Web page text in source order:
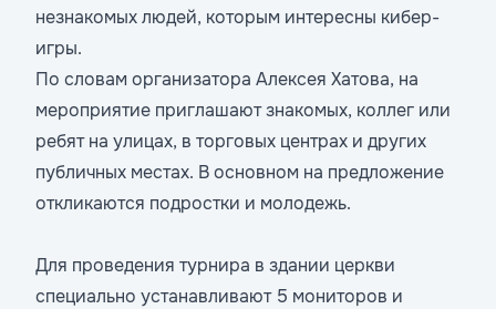
незнакомых людей, которым интересны кибер-
игры.
По словам организатора Алексея Хатова, на
мероприятие приглашают знакомых, коллег или
ребят на улицах, в торговых центрах и других
публичных местах. В основном на предложение
откликаются подростки и молодежь.
Для проведения турнира в здании церкви
специально устанавливают 5 мониторов и